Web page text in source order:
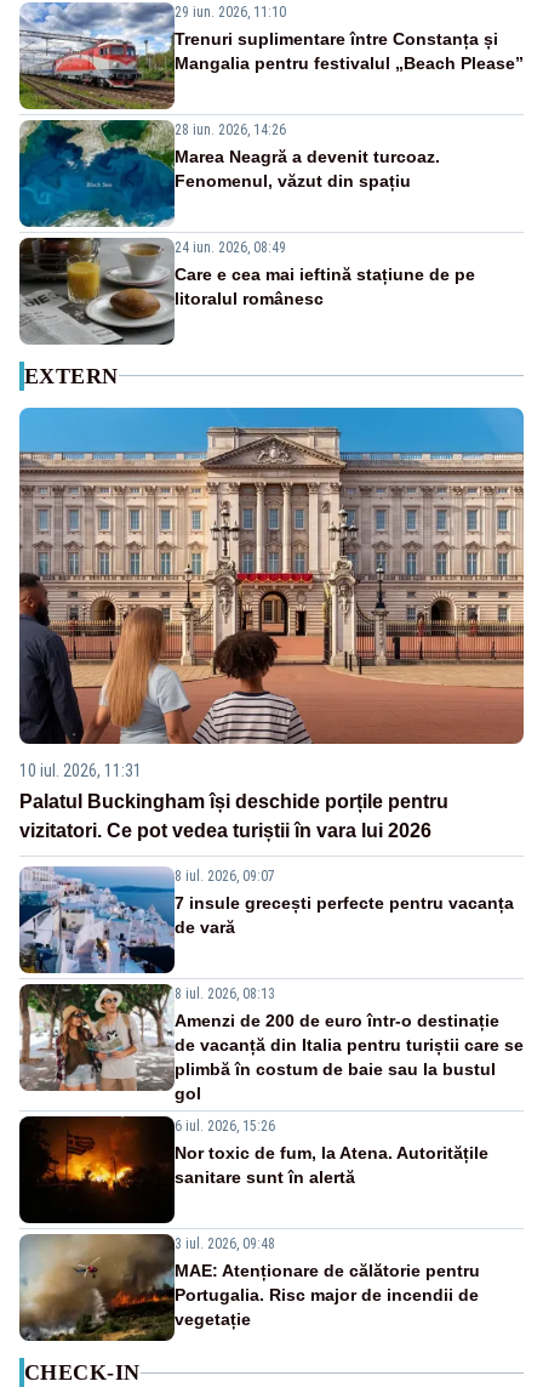
29 iun. 2026, 11:10
Trenuri suplimentare între Constanța și
Mangalia pentru festivalul „Beach Please”
28 iun. 2026, 14:26
Marea Neagră a devenit turcoaz.
Fenomenul, văzut din spațiu
24 iun. 2026, 08:49
Care e cea mai ieftină stațiune de pe
litoralul românesc
EXTERN
10 iul. 2026, 11:31
Palatul Buckingham își deschide porțile pentru
vizitatori. Ce pot vedea turiștii în vara lui 2026
8 iul. 2026, 09:07
7 insule grecești perfecte pentru vacanța
de vară
8 iul. 2026, 08:13
Amenzi de 200 de euro într-o destinație
de vacanță din Italia pentru turiștii care se
plimbă în costum de baie sau la bustul
gol
6 iul. 2026, 15:26
Nor toxic de fum, la Atena. Autoritățile
sanitare sunt în alertă
3 iul. 2026, 09:48
MAE: Atenționare de călătorie pentru
Portugalia. Risc major de incendii de
vegetație
CHECK-IN